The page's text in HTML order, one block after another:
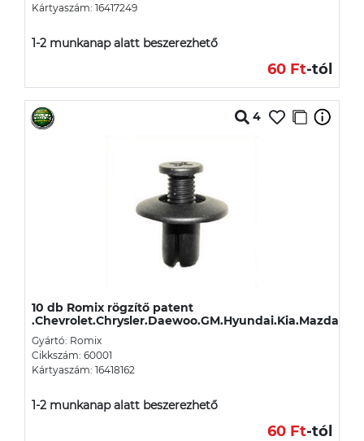
Kártyaszám: 16417249
1-2 munkanap alatt beszerezhető
60 Ft-tól
4
10 db Romix rögzítő patent
.Chevrolet.Chrysler.Daewoo.GM.Hyundai.Kia.Mazda
Gyártó: Romix
Cikkszám: 60001
Kártyaszám: 16418162
1-2 munkanap alatt beszerezhető
60 Ft-tól